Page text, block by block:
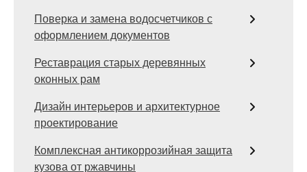
Поверка и замена водосчетчиков с
оформлением документов
Реставрация старых деревянных
оконных рам
Дизайн интерьеров и архитектурное
проектирование
Комплексная антикоррозийная защита
кузова от ржавчины